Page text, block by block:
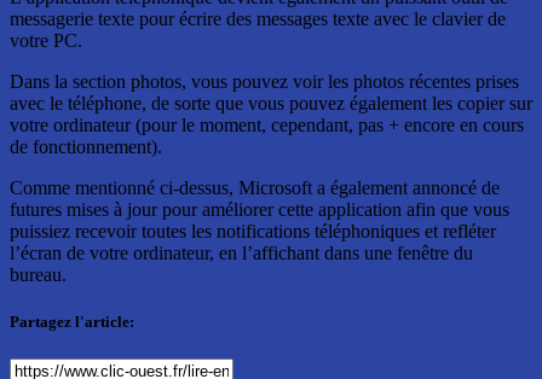
messagerie texte pour écrire des messages texte avec le clavier de
votre PC.
Dans la section photos, vous pouvez voir les photos récentes prises
avec le téléphone, de sorte que vous pouvez également les copier sur
votre ordinateur (pour le moment, cependant, pas + encore en cours
de fonctionnement).
Comme mentionné ci-dessus, Microsoft a également annoncé de
futures mises à jour pour améliorer cette application afin que vous
puissiez recevoir toutes les notifications téléphoniques et refléter
l’écran de votre ordinateur, en l’affichant dans une fenêtre du
bureau.
Partagez l'article: